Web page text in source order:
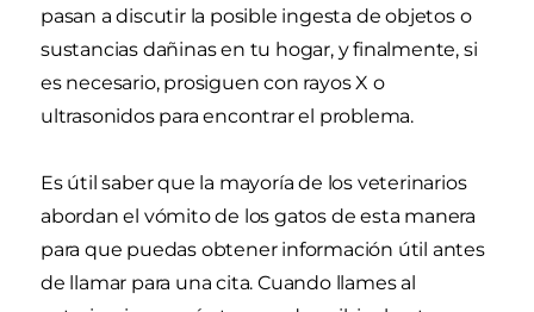
pasan a discutir la posible ingesta de objetos o
sustancias dañinas en tu hogar, y finalmente, si
es necesario, prosiguen con rayos X o
ultrasonidos para encontrar el problema.
Es útil saber que la mayoría de los veterinarios
abordan el vómito de los gatos de esta manera
para que puedas obtener información útil antes
de llamar para una cita. Cuando llames al